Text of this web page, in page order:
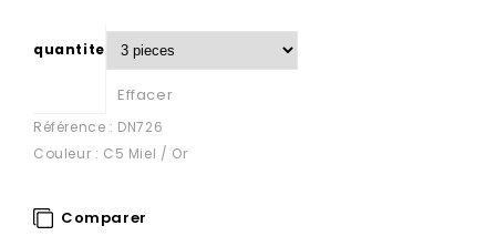
quantite
Effacer
Référence : DN726
Couleur : C5 Miel / Or
Comparer